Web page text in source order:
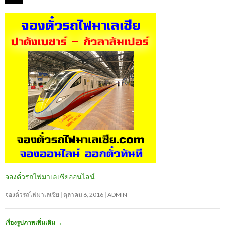
จองตั๋วรถไฟมาเลเซียออนไลน์
จองตั๋วรถไฟมาเลเซีย ตุลาคม 6, 2016 ADMIN
เรื่องรูปภาพเพิ่มเติม →